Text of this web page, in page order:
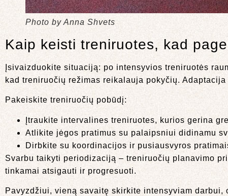
Photo by Anna Shvets
Kaip keisti treniruotes, kad
Įsivaizduokite situaciją: po intensyvios treniruotės
kad treniruočių režimas reikalauja pokyčių.
Pakeiskite treniruočių pobūdį:
Įtraukite intervalines treniruotes, kurios gerina
Atlikite jėgos pratimus su palaipsniui didinamu
Dirbkite su koordinacijos ir pusiausvyros
Svarbu taikyti periodizaciją – treniruočių planavimo
tinkamai atsigauti ir progresuoti.
Pavyzdžiui, vieną savaitę skirkite intensyviam